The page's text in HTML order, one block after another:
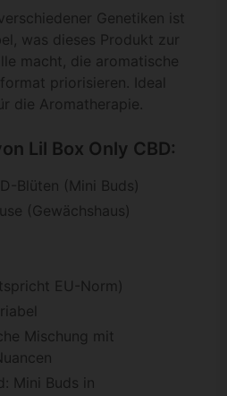
Genetiken ist
was dieses Produkt zur
macht, die aromatische
priorisieren. Ideal
die Aromatherapie.
Lil Box Only CBD:
Blüten (Mini Buds)
(Gewächshaus)
EU-Norm)
Mischung mit
Mini Buds in